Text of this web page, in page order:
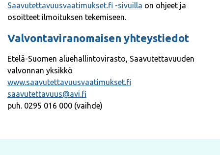
Saavutettavuusvaatimukset.fi -sivuilla on ohjeet ja
osoitteet ilmoituksen tekemiseen.
Valvontaviranomaisen yhteystiedot
Etelä-Suomen aluehallintovirasto, Saavutettavuuden
valvonnan yksikkö
www.saavutettavuusvaatimukset.fi
saavutettavuus@avi.fi
puh. 0295 016 000 (vaihde)